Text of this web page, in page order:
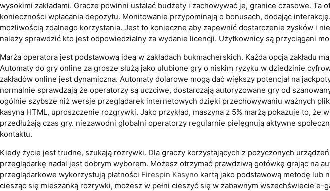
wysokimi zakładami. Gracze powinni ustalać budżety i zachowywać je, granice czasowe.
konieczności wpłacania depozytu. Monitowanie przypominają o bonusach, dodając
możliwością zdalnego korzystania. Jest to konieczne aby zapewnić dostarczenie zysków i
należy sprawdzić kto jest odpowiedzialny za wydanie licencji. Użytkownicy są przyciągani
Marża operatora jest podstawową ideą w zakładach bukmacherskich. Każda opcja zakładu
Automaty do gry online za grosze służą jako ulubione gry o niskim ryzyku w dziedzinie
zakładów online jest dynamiczna. Automaty dolarowe mogą dać większy potencjał na
normalnie sprawdzają że operatorzy są uczciwe, dostarczają autoryzowane gry od
ogólnie szybsze niż wersje przeglądarek internetowych dzięki przechowywaniu ważnych
kasyna HTML, uproszczenie rozgrywki. Jako przykład, maszyna z 5% marżą pokazuje to,
przedłużają czas gry. niezawodni globalni operatorzy regularnie pielęgnują aktywne
kontaktu.
Kiedy życie jest trudne, szukają rozrywki. Dla graczy korzystających z pożyczonych
przeglądarkę nadal jest dobrym wyborem. Możesz otrzymać prawdziwą gotówkę grając na
przeglądarkowe wykorzystują płatności Firespin Kasyno kartą jako podstawową metodę lub
ciesząc się mieszanką rozrywki, możesz w pełni cieszyć się w zabawnym wszechświecie